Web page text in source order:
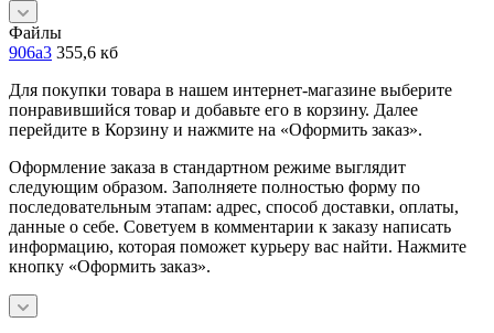
Файлы
906а3 355,6 кб
Для покупки товара в нашем интернет-магазине выберите
понравившийся товар и добавьте его в корзину. Далее
перейдите в Корзину и нажмите на «Оформить заказ».
Оформление заказа в стандартном режиме выглядит
следующим образом. Заполняете полностью форму по
последовательным этапам: адрес, способ доставки, оплаты,
данные о себе. Советуем в комментарии к заказу написать
информацию, которая поможет курьеру вас найти. Нажмите
кнопку «Оформить заказ».